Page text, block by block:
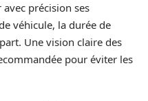
précision ses
véhicule, la durée de
Une vision claire des
pour éviter les